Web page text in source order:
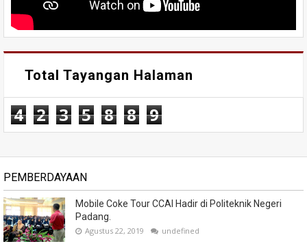
Total Tayangan Halaman
4 2 3 5 8 8 9
PEMBERDAYAAN
Mobile Coke Tour CCAI Hadir di Politeknik Negeri
Padang.
Agustus 22, 2019 undefined